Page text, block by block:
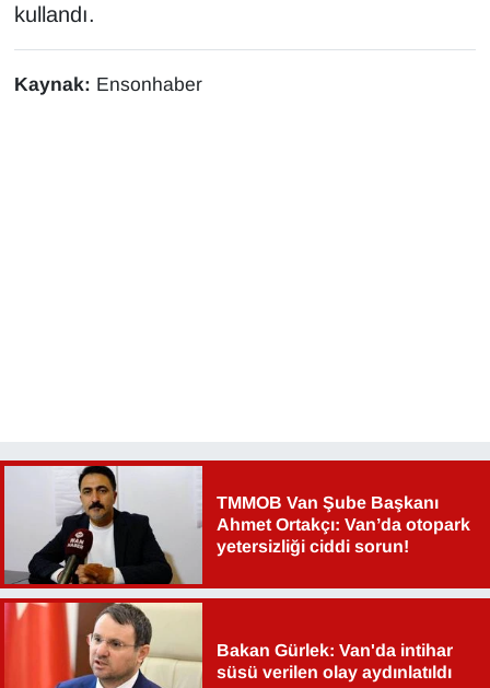
kullandı.
Kaynak: Ensonhaber
TMMOB Van Şube Başkanı
Ahmet Ortakçı: Van’da otopark
yetersizliği ciddi sorun!
Bakan Gürlek: Van'da intihar
süsü verilen olay aydınlatıldı